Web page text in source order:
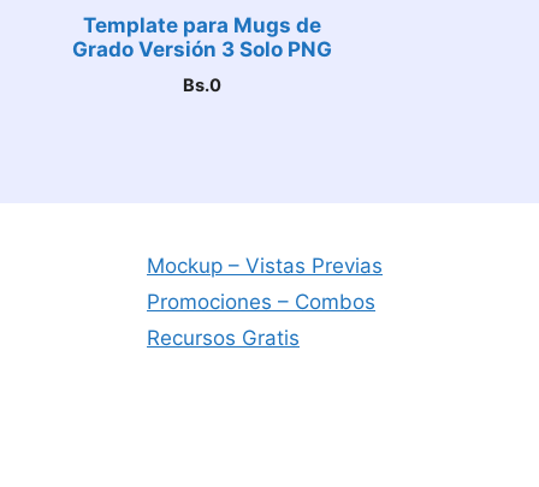
Template para Mugs de
Grado Versión 3 Solo PNG
Bs.0
Mockup – Vistas Previas
Promociones – Combos
Recursos Gratis